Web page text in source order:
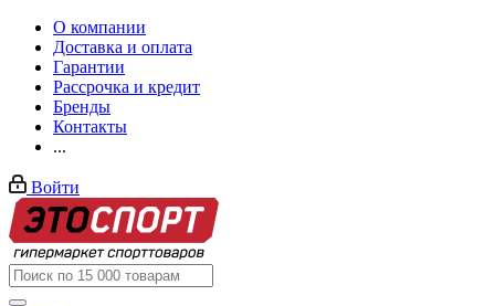
О компании
Доставка и оплата
Гарантии
Рассрочка и кредит
Бренды
Контакты
...
Войти